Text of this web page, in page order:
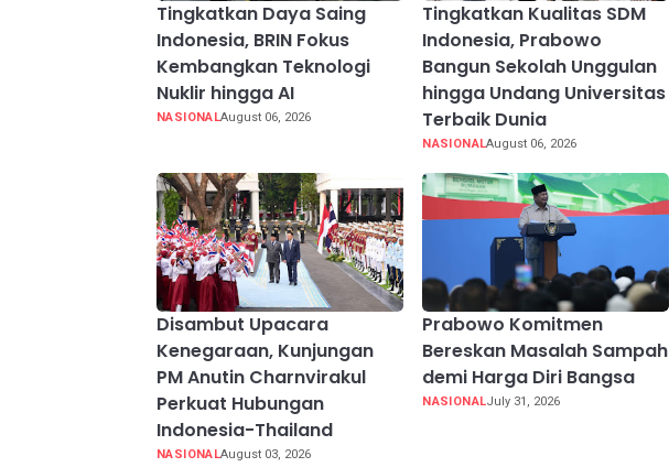
Tingkatkan Daya Saing
Indonesia, BRIN Fokus
Kembangkan Teknologi
Nuklir hingga AI
NASIONALAugust 06, 2026
Tingkatkan Kualitas SDM
Indonesia, Prabowo
Bangun Sekolah Unggulan
hingga Undang Universitas
Terbaik Dunia
NASIONALAugust 06, 2026
Disambut Upacara
Kenegaraan, Kunjungan
PM Anutin Charnvirakul
Perkuat Hubungan
Indonesia-Thailand
NASIONALAugust 03, 2026
Prabowo Komitmen
Bereskan Masalah Sampah
demi Harga Diri Bangsa
NASIONALJuly 31, 2026